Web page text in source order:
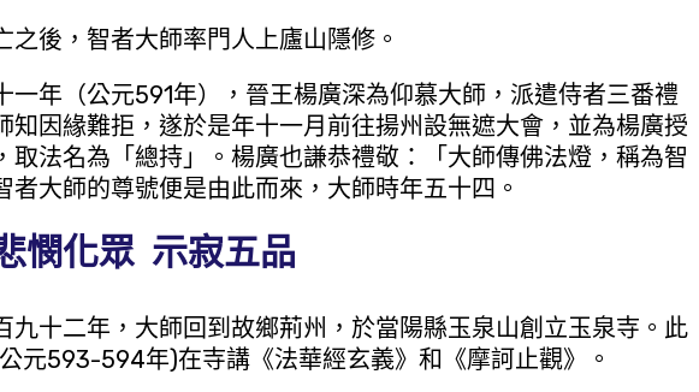
之後，智者大師率門人上廬山隱修。
一年（公元591年），晉王楊廣深為仰慕大師，派遣侍者三番禮
知因緣難拒，遂於是年十一月前往揚州設無遮大會，並為楊廣授
取法名為「總持」。楊廣也謙恭禮敬：「大師傳佛法燈，稱為智
者大師的尊號便是由此而來，大師時年五十四。
憫化眾 示寂五品
九十二年，大師回到故鄉荊州，於當陽縣玉泉山創立玉泉寺。此
元593-594年)在寺講《法華經玄義》和《摩訶止觀》。